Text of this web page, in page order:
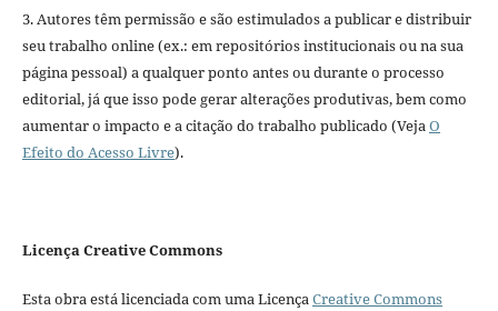
3. Autores têm permissão e são estimulados a publicar e distribuir
seu trabalho online (ex.: em repositórios institucionais ou na sua
página pessoal) a qualquer ponto antes ou durante o processo
editorial, já que isso pode gerar alterações produtivas, bem como
aumentar o impacto e a citação do trabalho publicado (VejaO
Efeito do Acesso Livre).
Licença Creative Commons
Esta obra está licenciada com uma LicençaCreative Commons